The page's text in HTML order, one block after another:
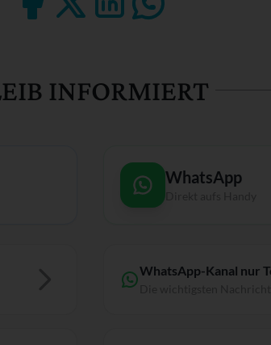
INFORMIERT
WhatsApp
Direkt aufs Handy
WhatsApp-Kanal nur